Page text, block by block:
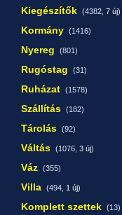
Kiegészítők (4382, 7 új)
Kormány (1416)
Nyereg (801)
Rugóstag (31)
Ruházat (1578)
Szállítás (182)
Tárolás (92)
Váltás (1076, 3 új)
Váz (355)
Villa (494, 1 új)
Komplett szettek (13)